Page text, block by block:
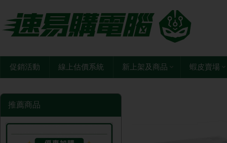
促銷活動 線上估價系統 新上架及商品 蝦皮賣場
推薦商品